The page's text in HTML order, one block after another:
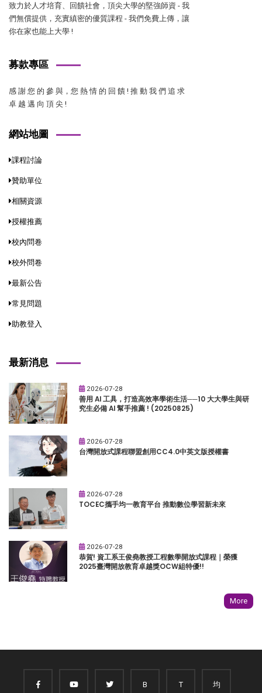
致力於人才培育、回饋社會，頂尖大學的堅強師資 - 我
們無償提供，充實縝密的優質課程 - 我們免費上傳，讓
你在家也能上大學 !
募款專區
感 謝 您 的 參 與，您 熱 情 的 回 饋 ! 推 動 我 們 追 求
卓 越 邁 向 頂 尖 !
網站地圖
課程討論
贊助單位
相關資源
授權推薦
校內問卷
校外問卷
最新公告
常見問題
助教登入
最新消息
2026-07-28
善用 AI 工具，打造高效率學術生活──10 大大學生與研
究生必備 AI 幫手推薦 ! (20250825)
2026-07-28
台灣開放式課程聯盟創用CC4.0中英文版授權書
2026-07-28
TOCEC攜手均一教育平台 推動數位學習新未來
2026-07-28
恭賀! 資工系王俊堯教授工程數學開放式課程｜榮獲
2025臺灣開放教育卓越獎OCW組特優!!
More
B T 均